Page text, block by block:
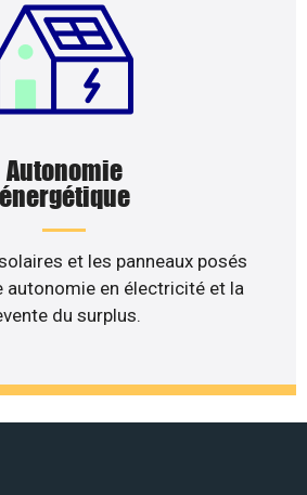
Autonomie
énergétique
et les panneaux posés
autonomie en électricité et la
du surplus.